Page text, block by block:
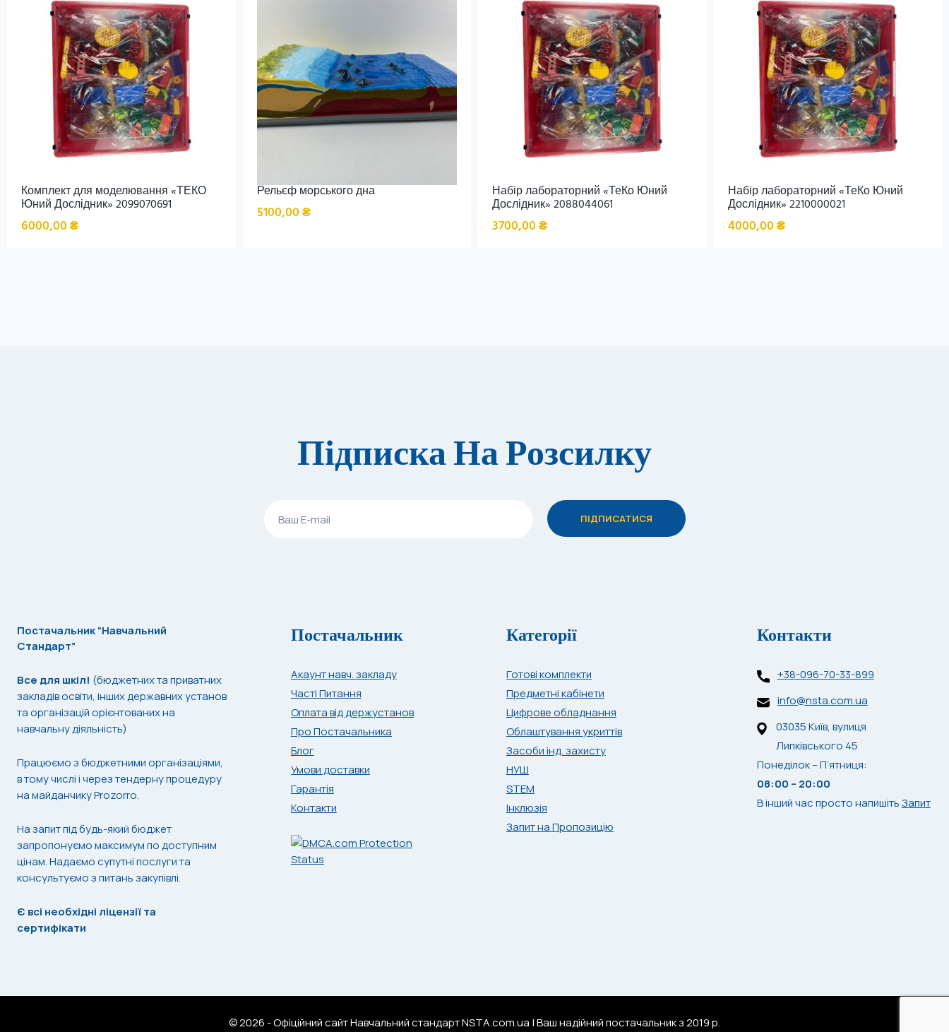
Комплект для моделювання «ТЕКО
Юний Дослідник» 2099070691
6000,00₴
Рельєф морського дна
5100,00₴
Набір лабораторний «ТеКо Юний
Дослідник» 2088044061
3700,00₴
Набір лабораторний «ТеКо Юний
Дослідник» 2210000021
4000,00₴
Підписка На Розсилку
Постачальник “Навчальний
Стандарт”
Все для шкіл! (бюджетних та приватних
закладів освіти, інших державних установ
та організацій орієнтованих на
навчальну діяльність)
Працюємо з бюджетними організаціями,
в тому числі і через тендерну процедуру
на майданчику Prozorro.
На запит під будь-який бюджет
запропонуємо максимум по доступним
цінам. Надаємо супутні послуги та
консультуємо з питань закупівлі.
Є всі необхідні ліцензії та
сертифікати
Постачальник
Акаунт навч. закладу
Часті Питання
Оплата від держустанов
Про Постачальника
Блог
Умови доставки
Гарантія
Контакти
Категорії
Готові комплекти
Предметні кабінети
Цифрове обладнання
Облаштування укриттів
Засоби інд. захисту
НУШ
STEM
Інклюзія
Запит на Пропозицію
Контакти
+38-096-70-33-899
info@nsta.com.ua
03035 Київ, вулиця
Липківського 45
Понеділок – П’ятниця:
08:00 – 20:00
В інший час просто напишітьЗапит
© 2026 - Офіційний сайт Навчальний стандарт NSTA.com.ua | Ваш надійний постачальник з 2019 р.